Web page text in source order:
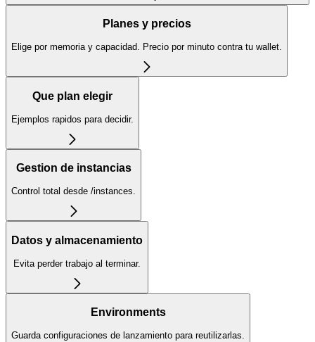
Planes y precios
Elige por memoria y capacidad. Precio por minuto contra tu wallet.
Que plan elegir
Ejemplos rapidos para decidir.
Gestion de instancias
Control total desde /instances.
Datos y almacenamiento
Evita perder trabajo al terminar.
Environments
Guarda configuraciones de lanzamiento para reutilizarlas.